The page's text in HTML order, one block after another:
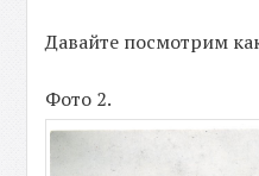
Давайте посмотрим
Фото 2.